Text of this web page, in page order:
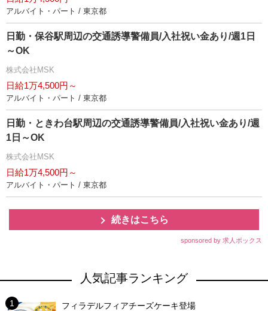
アルバイト・パート / 東京都
日勤・保谷駅周辺の交通誘導警備員/入社祝い金あり/週1日
～OK
株式会社MSK
日給1万4,500円～
アルバイト・パート / 東京都
日勤・ときわ台駅周辺の交通誘導警備員/入社祝い金あり/週
1日～OK
株式会社MSK
日給1万4,500円～
アルバイト・パート / 東京都
続きはこちら
sponsored by 求人ボックス
人気記事ランキング
フィラデルフィアチーズケーキ登場